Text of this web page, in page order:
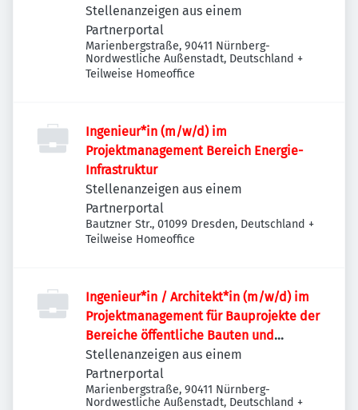
Industriebauten / Infrastruktur
Stellenanzeigen aus einem
Partnerportal
Marienbergstraße, 90411 Nürnberg-
Nordwestliche Außenstadt, Deutschland +
Teilweise Homeoffice
Ingenieur*in (m/w/d) im
Projektmanagement Bereich Energie-
Infrastruktur
Stellenanzeigen aus einem
Partnerportal
Bautzner Str., 01099 Dresden, Deutschland +
Teilweise Homeoffice
Ingenieur*in / Architekt*in (m/w/d) im
Projektmanagement für Bauprojekte der
Bereiche öffentliche Bauten und
Industriebauten / Infrastruktur
Stellenanzeigen aus einem
Partnerportal
Marienbergstraße, 90411 Nürnberg-
Nordwestliche Außenstadt, Deutschland +